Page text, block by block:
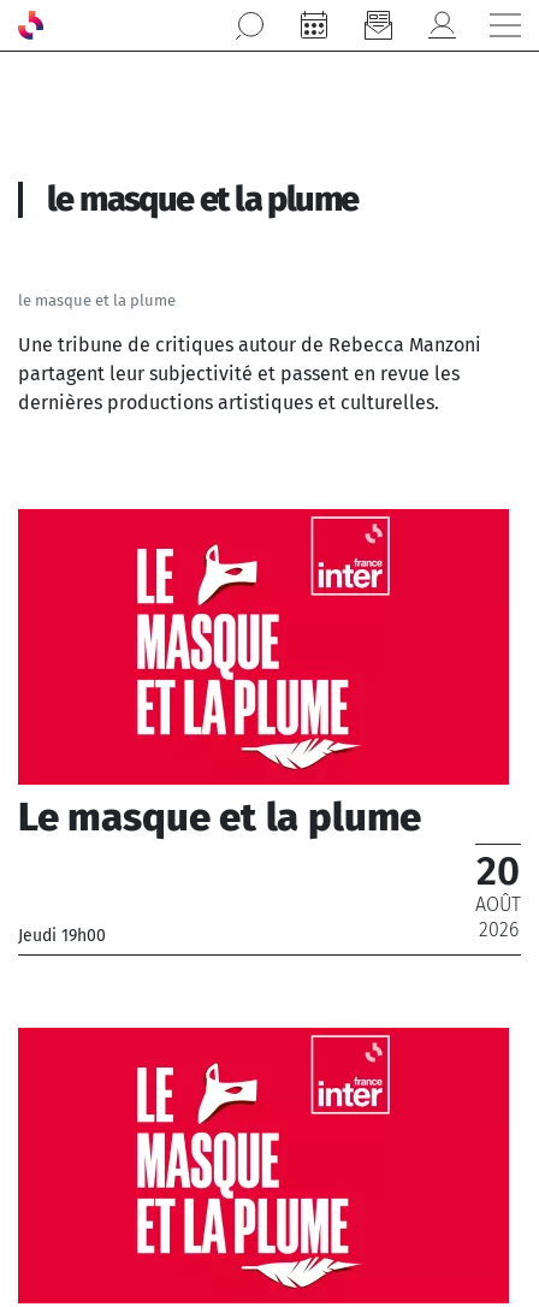
Aller au contenu principal
le masque et la plume
le masque et la plume
Une tribune de critiques autour de Rebecca Manzoni
partagent leur subjectivité et passent en revue les
dernières productions artistiques et culturelles.
Le masque et la plume
Jeudi 19h00
20
AOÛT
2026